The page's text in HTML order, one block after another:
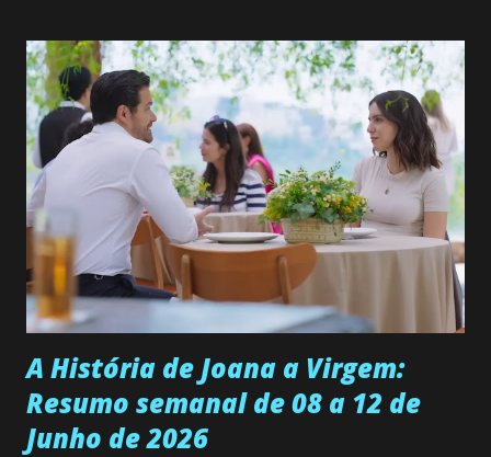
permanecer virgem até encontrar o homem que realmente
ama, o que não é fácil, já que dedica todas as suas energias a
se aprimorar, trabalhando, estudando e se orgulhando de
ser a primeira mulher da família a ingressar na
universidade. Ela tem uma personalidade muito alegre, é
muito madura para a idade, determinada, criativa e
empática. Detesta injustiças e é uma ótima amiga. Pode ser
teimosa e muito persistente quando decide fazer algo.
Durante um exame ginecológico, ela é inseminada por eng...
A História de Joana a Virgem:
Resumo semanal de 08 a 12 de
Junho de 2026